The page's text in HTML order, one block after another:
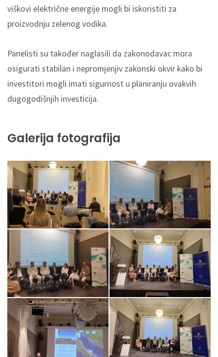
viškovi električne energije mogli bi iskoristiti za
proizvodnju zelenog vodika.
Panelisti su također naglasili da zakonodavac mora
osigurati stabilan i nepromjenjiv zakonski okvir kako bi
investitori mogli imati sigurnost u planiranju ovakvih
dugogodišnjih investicija.
Galerija fotografija